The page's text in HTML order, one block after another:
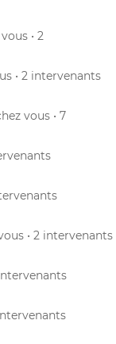
• 2
• 2 intervenants
vous • 7
• 2 intervenants